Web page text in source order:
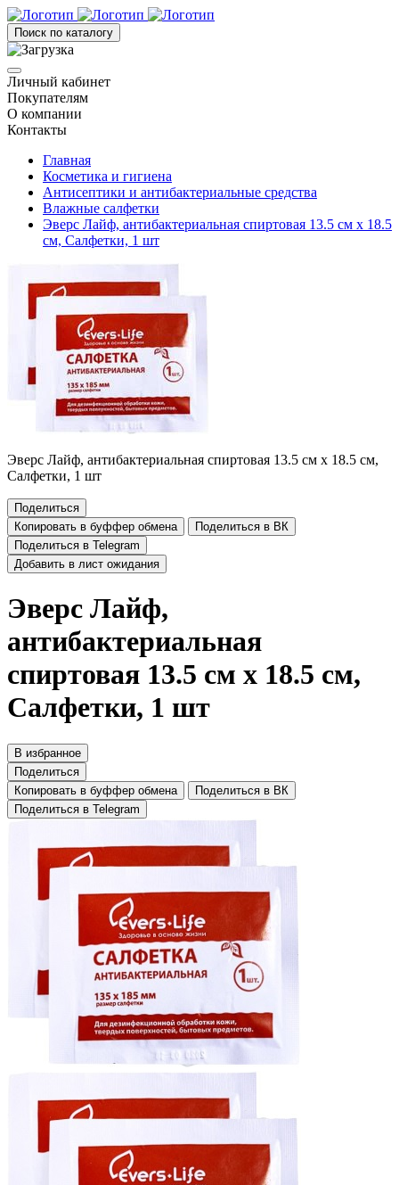
Поиск по каталогу
Личный кабинет
Покупателям
О компании
Контакты
Главная
Косметика и гигиена
Антисептики и антибактериальные средства
Влажные салфетки
Эверс Лайф, антибактериальная спиртовая 13.5 см x 18.5
см, Салфетки, 1 шт
Эверс Лайф, антибактериальная спиртовая 13.5 см x 18.5 см,
Салфетки, 1 шт
Поделиться
Копировать в буффер обмена
Поделиться в ВК
Поделиться в Telegram
Добавить в лист ожидания
Эверс Лайф,
антибактериальная
спиртовая 13.5 см x 18.5 см,
Салфетки, 1 шт
В избранное
Поделиться
Копировать в буффер обмена
Поделиться в ВК
Поделиться в Telegram